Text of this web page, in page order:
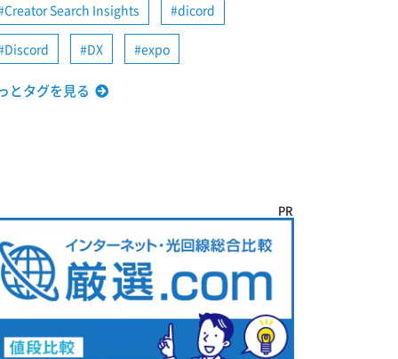
Creator Search Insights dicord
Discord DX expo
とタグを見る
PR